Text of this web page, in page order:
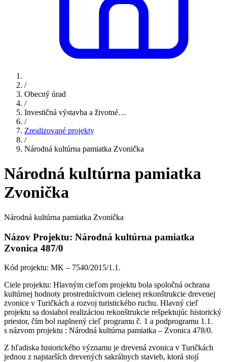
/
Obecný úrad
/
Investičná výstavba a životné…
/
Zrealizované projekty
/
Národná kultúrna pamiatka Zvonička
Národná kultúrna pamiatka
Zvonička
Národná kultúrna pamiatka Zvonička
Názov Projektu: Národná kultúrna pamiatka
Zvonica 487/0
Kód projektu: MK – 7540/2015/1.1.
Ciele projektu: Hlavným cieľom projektu bola spoločná ochrana
kultúrnej hodnoty prostredníctvom cielenej rekonštrukcie drevenej
zvonice v Turičkách a rozvoj turistického ruchu. Hlavný cieľ
projektu sa dosiahol realizáciou rekonštrukcie rešpektujúc historický
priestor, čím bol naplnený cieľ programu č. 1 a podprogramu 1.1.
s názvom projektu : Národná kultúrna pamiatka – Zvonica 478/0.
Z hľadiska historického významu je drevená zvonica v Turičkách
jednou z najstarších drevených sakrálnych stavieb, ktorá stojí